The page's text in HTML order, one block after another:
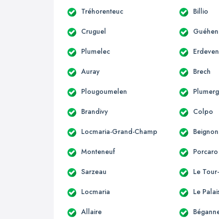
Tréhorenteuc Billio
Cruguel
Plumelec Erdeven
Auray Brech
Plougoumelen
Brandivy Colpo
Locmaria-Grand-Champ Beignon
Monteneuf Porcaro
Sarzeau Le
Locmaria Le
Allaire